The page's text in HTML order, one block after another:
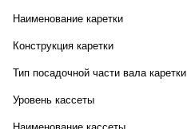
Наименование каретки
Конструкция каретки
Тип посадочной части вала каретки
Уровень кассеты